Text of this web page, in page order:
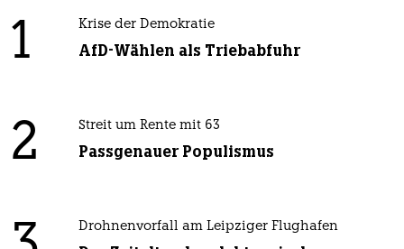
1 Krise der Demokratie
AfD-Wählen als Triebabfuhr
2 Streit um Rente mit 63
Passgenauer Populismus
Drohnenvorfall am Leipziger Flughafen